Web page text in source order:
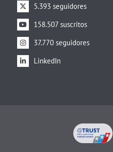
5.393 seguidores
158.507 suscritos
37.770 seguidores
LinkedIn